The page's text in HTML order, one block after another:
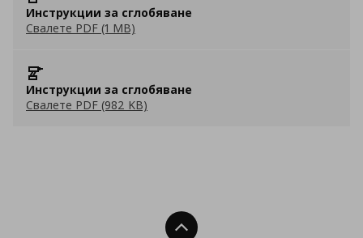
Инструкции за сглобяване
Свалете PDF (1 MB)
Инструкции за сглобяване
Свалете PDF (982 KB)
Нагоре